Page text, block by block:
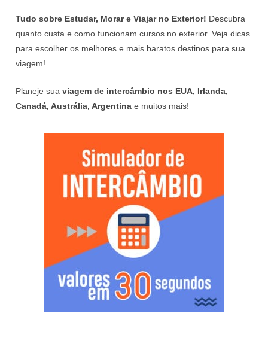
Tudo sobre Estudar, Morar e Viajar no Exterior! Descubra
quanto custa e como funcionam cursos no exterior. Veja dicas
para escolher os melhores e mais baratos destinos para sua
viagem!
Planeje sua viagem de intercâmbio nos EUA, Irlanda,
Canadá, Austrália, Argentina e muitos mais!